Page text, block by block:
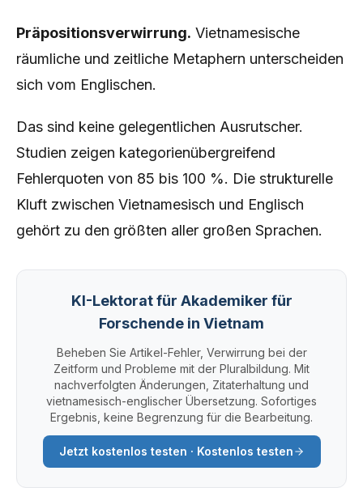
Präpositionsverwirrung. Vietnamesische
räumliche und zeitliche Metaphern unterscheiden
sich vom Englischen.
Das sind keine gelegentlichen Ausrutscher.
Studien zeigen kategorienübergreifend
Fehlerquoten von 85 bis 100 %. Die strukturelle
Kluft zwischen Vietnamesisch und Englisch
gehört zu den größten aller großen Sprachen.
KI-Lektorat für Akademiker für
Forschende in Vietnam
Beheben Sie Artikel-Fehler, Verwirrung bei der
Zeitform und Probleme mit der Pluralbildung. Mit
nachverfolgten Änderungen, Zitaterhaltung und
vietnamesisch-englischer Übersetzung. Sofortiges
Ergebnis, keine Begrenzung für die Bearbeitung.
Jetzt kostenlos testen · Kostenlos testen